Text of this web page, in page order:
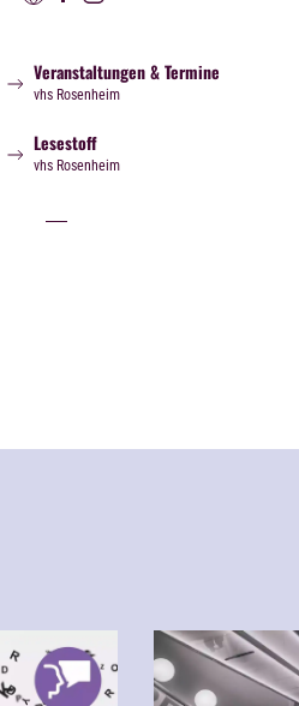
Veranstaltungen & Termine
vhs Rosenheim
Lesestoff
vhs Rosenheim